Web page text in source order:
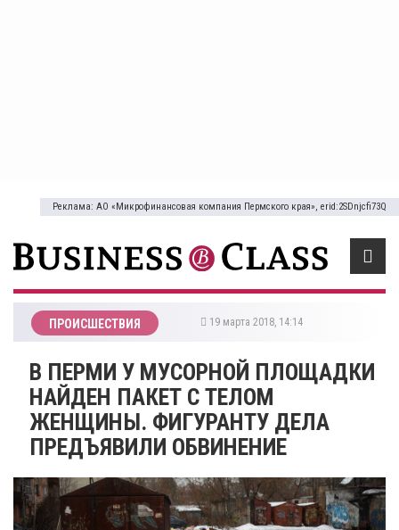
Реклама: АО «Микрофинансовая компания Пермского края», erid:2SDnjcfi73Q
ПРОИСШЕСТВИЯ 19 марта 2018, 14:14
В ПЕРМИ У МУСОРНОЙ ПЛОЩАДКИ
НАЙДЕН ПАКЕТ С ТЕЛОМ
ЖЕНЩИНЫ. ФИГУРАНТУ ДЕЛА
ПРЕДЪЯВИЛИ ОБВИНЕНИЕ